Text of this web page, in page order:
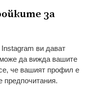
за
ви дават
да вижда вашите
че вашият профил е
предпочитания.